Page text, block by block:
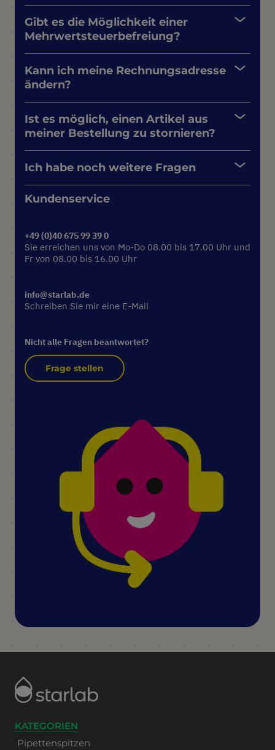
Gibt es die Möglichkeit einer
Mehrwertsteuerbefreiung?
Kann ich meine Rechnungsadresse
ändern?
Ist es möglich, einen Artikel aus
meiner Bestellung zu stornieren?
Ich habe noch weitere Fragen
Kundenservice
+49 (0)40 675 99 39 0
Sie erreichen uns von Mo-Do 08.00 bis 17.00 Uhr und
Fr von 08.00 bis 16.00 Uhr
info@starlab.de
Schreiben Sie mir eine E-Mail
Nicht alle Fragen beantwortet?
Frage stellen
KATEGORIEN
Pipettenspitzen